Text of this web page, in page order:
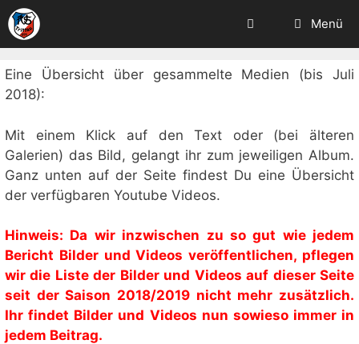
Zum
Inhalt
springen
Menü
Eine Übersicht über gesammelte Medien (bis Juli
2018):
Mit einem Klick auf den Text oder (bei älteren
Galerien) das Bild, gelangt ihr zum jeweiligen Album.
Ganz unten auf der Seite findest Du eine Übersicht
der verfügbaren Youtube Videos.
Hinweis: Da wir inzwischen zu so gut wie jedem
Bericht Bilder und Videos veröffentlichen, pflegen
wir die Liste der Bilder und Videos auf dieser Seite
seit der Saison 2018/2019 nicht mehr zusätzlich.
Ihr findet Bilder und Videos nun sowieso immer in
jedem Beitrag.